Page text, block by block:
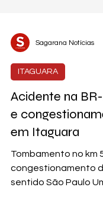
Sagarana Notícias
ITAGUARA
Acidente na BR-
e
em Itaguara
Tombamento no km
congestionamento